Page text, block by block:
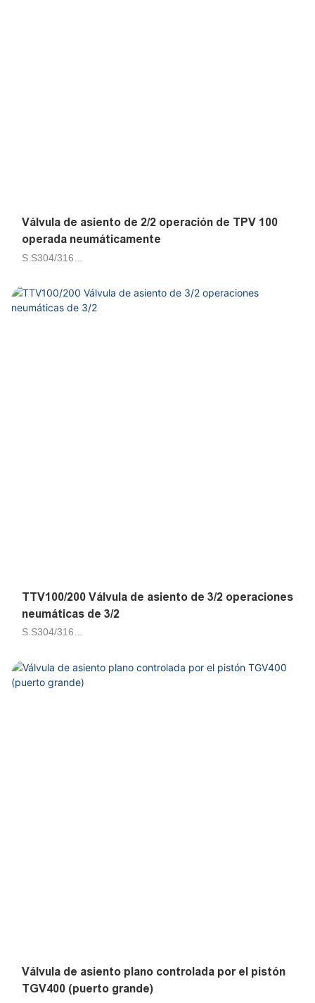
Válvula de asiento de 2/2 operación de TPV 100
operada neumáticamente
S.S304/316
Piloto de émbolo
DN10, DN15, DN20, DN25, DN32, DN40, DN50, DN65,
TTV100/200 Válvula de asiento de 3/2 operaciones
neumáticas de 3/2
S.S304/316
Piloto de émbolo
DN15, DN20, DN25, DN32, DN40, DN50
Válvula de asiento plano controlada por el pistón
TGV400 (puerto grande)